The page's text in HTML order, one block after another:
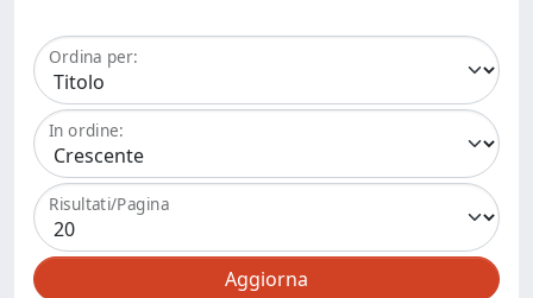
Ordina per:
In ordine:
Risultati/Pagina